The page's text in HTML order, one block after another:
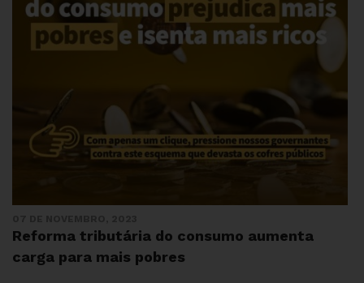
Reforma tributária do consumo aumenta
carga para mais pobres